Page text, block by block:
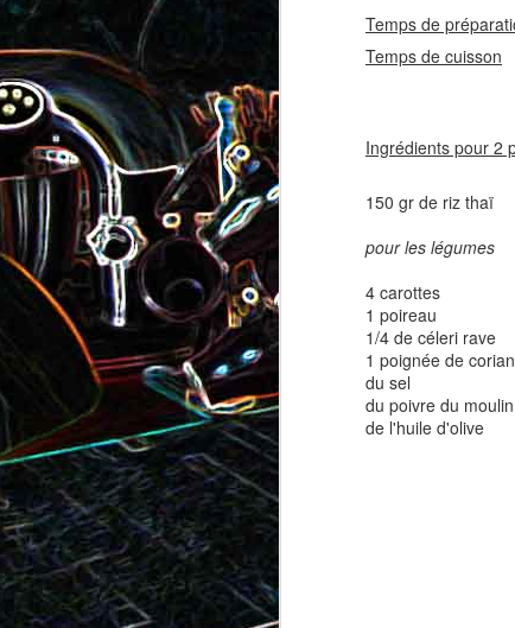
Temps de
Temps de cuisson
Ingrédients pour 2
150 gr de riz thaï
pour les légumes
4 carottes
1 poireau
1/4 de céleri rave
1 poignée de
du sel
du poivre du moulin
de l'huile d'olive
Cake à la rhubarbe concombre et au
Tatin de tomates cerises à la
tapenade
2